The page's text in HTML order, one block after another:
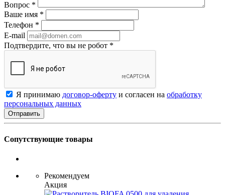
Вопрос *
Ваше имя *
Телефон *
E-mail
Подтвердите, что вы не робот *
Я принимаю договор-оферту и согласен на обработку
персональных данных
Сопутствующие товары
Рекомендуем
Акция